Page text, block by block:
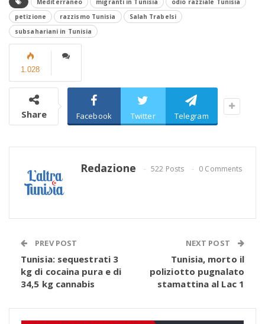
Mediterraneo migranti in Tunisia
odio razziale Tunisia
petizione
razzismo Tunisia
Salah Trabelsi
subsahariani in Tunisia
1.028
Share Facebook Twitter Telegram
Redazione 522 Posts 0 Comments
PREV POST
Tunisia: sequestrati 3
kg di cocaina pura e di
34,5 kg cannabis
NEXT POST
Tunisia, morto il
poliziotto pugnalato
stamattina al Lac 1